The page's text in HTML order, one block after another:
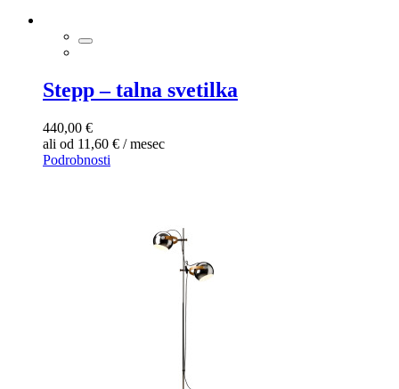
Stepp – talna svetilka
440,00 €
ali od 11,60 € / mesec
Podrobnosti